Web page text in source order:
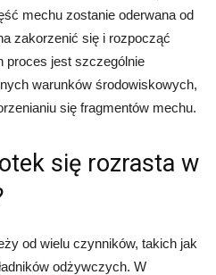
mechu zostanie oderwana od
zakorzenić się i rozpocząć
proces jest szczególnie
warunków środowiskowych,
się fragmentów mechu.
się rozrasta w
od wielu czynników, takich jak
odżywczych. W